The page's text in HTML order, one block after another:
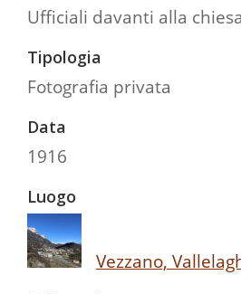
Ufficiali davanti alla
Tipologia
Fotografia privata
Data
1916
Luogo
Vezzano,